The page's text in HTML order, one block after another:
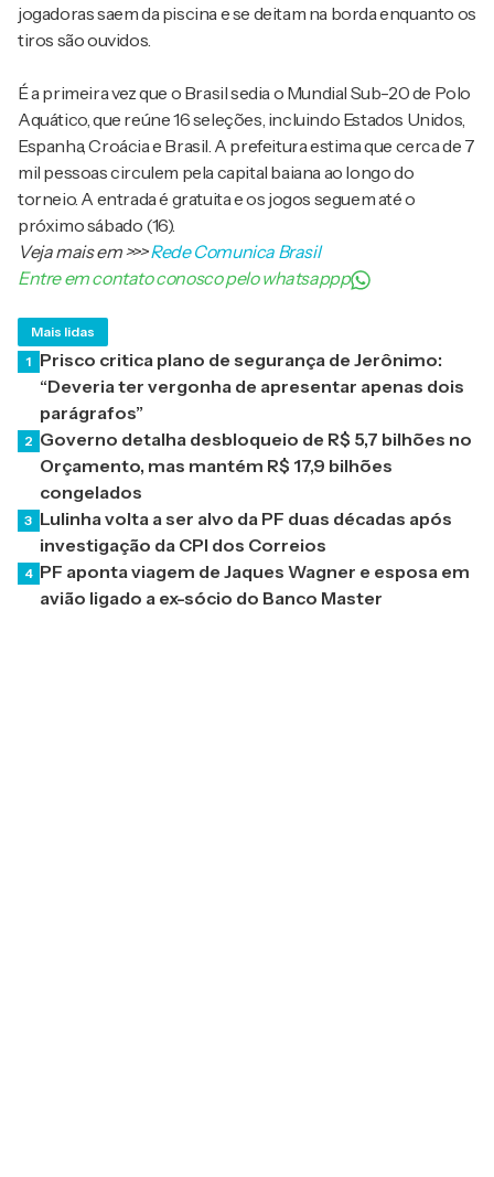
jogadoras saem da piscina e se deitam na borda enquanto os
tiros são ouvidos.
É a primeira vez que o Brasil sedia o Mundial Sub-20 de Polo
Aquático, que reúne 16 seleções, incluindo Estados Unidos,
Espanha, Croácia e Brasil. A prefeitura estima que cerca de 7
mil pessoas circulem pela capital baiana ao longo do
torneio. A entrada é gratuita e os jogos seguem até o
próximo sábado (16).
Veja mais em>>>Rede Comunica Brasil
Entre em contato conosco pelo whatsappp
Mais lidas
1 Prisco critica plano de segurança de Jerônimo:
“Deveria ter vergonha de apresentar apenas dois
parágrafos”
2 Governo detalha desbloqueio de R$ 5,7 bilhões no
Orçamento, mas mantém R$ 17,9 bilhões
congelados
3 Lulinha volta a ser alvo da PF duas décadas após
investigação da CPI dos Correios
4 PF aponta viagem de Jaques Wagner e esposa em
avião ligado a ex-sócio do Banco Master